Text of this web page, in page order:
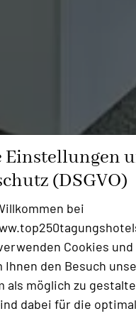
Einstellungen
(DSGVO)
bei
Cookies
Ihnen den Besuch
als möglich zu
dabei für die